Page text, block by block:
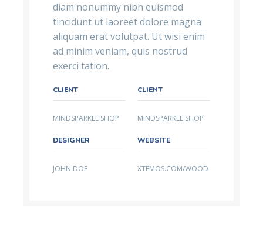
diam nonummy nibh euismod
tincidunt ut laoreet dolore magna
aliquam erat volutpat. Ut wisi enim
ad minim veniam, quis nostrud
exerci tation.
CLIENT
MINDSPARKLE SHOP
CLIENT
MINDSPARKLE SHOP
DESIGNER
JOHN DOE
WEBSITE
XTEMOS.COM/WOOD